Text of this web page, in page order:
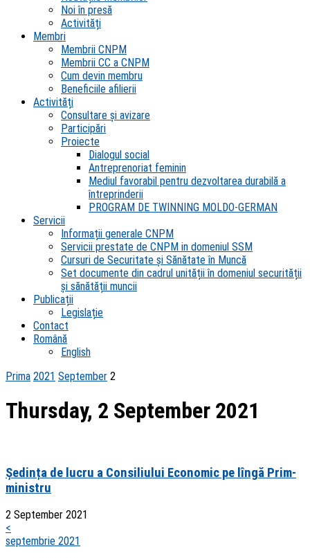
Noi în presă
Activități
Membri
Membrii CNPM
Membrii CC a CNPM
Cum devin membru
Beneficiile afilierii
Activități
Consultare și avizare
Participări
Proiecte
Dialogul social
Antreprenoriat feminin
Mediul favorabil pentru dezvoltarea durabilă a
întreprinderii
PROGRAM DE TWINNING MOLDO-GERMAN
Servicii
Informații generale CNPM
Servicii prestate de CNPM in domeniul SSM
Cursuri de Securitate și Sănătate în Muncă
Set documente din cadrul unității în domeniul securității
și sănătății muncii
Publicații
Legislație
Contact
Română
English
Prima 2021 September 2
Thursday, 2 September 2021
Ședința de lucru a Consiliului Economic pe lîngă Prim-
ministru
2 September 2021
<
septembrie 2021